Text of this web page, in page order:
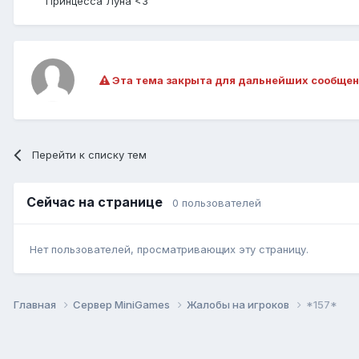
Эта тема закрыта для дальнейших
Перейти к списку тем
Сейчас на странице 0 пользователей
Нет пользователей, просматривающих эту страницу.
Главная Сервер MiniGames Жалобы на игроков *157*